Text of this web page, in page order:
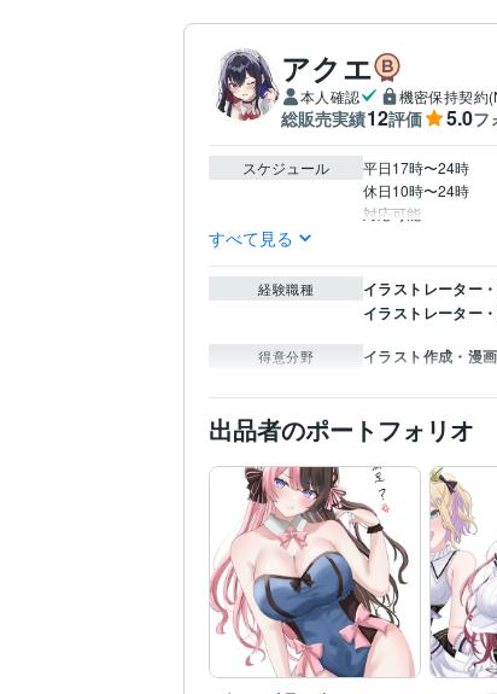
アクエ
本人確認 機密保持契約
総販売実績12評価 5.0フ
スケジュール
平日17時〜24時
休日10時〜24時
対応可能
すべて見る
経験職種 イラストレーター
イラストレーター
得意分野 イラスト作成・漫
出品者のポートフォリオ